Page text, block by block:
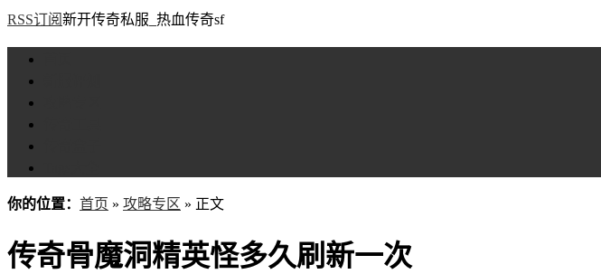
RSS订阅新开传奇私服_热血传奇sf
你的位置： 首页 » 攻略专区 » 正文
传奇骨魔洞精英怪多久刷新一次